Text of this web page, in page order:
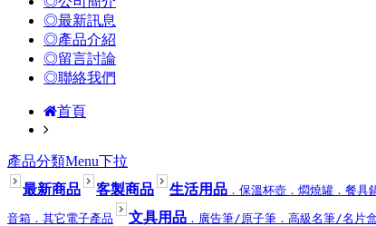
◎最新訊息
◎產品介紹
◎留言討論
◎聯絡我們
首頁
產品分類Menu下拉
最新商品
客製商品 生活用品 ．保溫杯壺 ．燜燒罐 ．餐具
音箱 ．其它電子產品 文具用品 ．廣告筆/原子筆 ．高級名筆/名片